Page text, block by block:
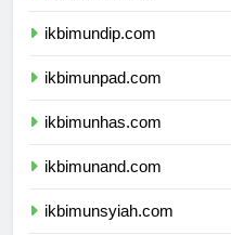
ikbimundip.com
ikbimunpad.com
ikbimunhas.com
ikbimunand.com
ikbimunsyiah.com